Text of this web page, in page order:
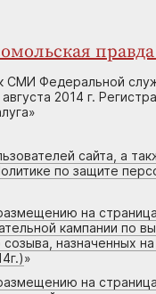
СМИ Федеральной
2014 г.
сайта, а
по защите
на
кампании по
назначенных
»
на